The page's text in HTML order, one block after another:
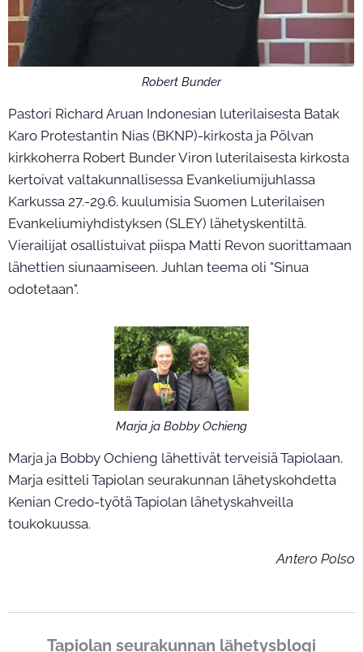
Robert Bunder
Pastori Richard Aruan Indonesian luterilaisesta Batak
Karo Protestantin Nias (BKNP)-kirkosta ja Pölvan
kirkkoherra Robert Bunder Viron luterilaisesta kirkosta
kertoivat valtakunnallisessa Evankeliumijuhlassa
Karkussa 27.-29.6. kuulumisia Suomen Luterilaisen
Evankeliumiyhdistyksen (SLEY) lähetyskentiltä.
Vierailijat osallistuivat piispa Matti Revon suorittamaan
lähettien siunaamiseen. Juhlan teema oli "Sinua
odotetaan".
Marja ja Bobby Ochieng
Marja ja Bobby Ochieng lähettivät terveisiä Tapiolaan.
Marja esitteli Tapiolan seurakunnan lähetyskohdetta
Kenian Credo-työtä Tapiolan lähetyskahveilla
toukokuussa.
Antero Polso
Tapiolan seurakunnan lähetysblogi